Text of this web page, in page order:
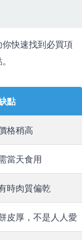
快速找到必買項
點
格稍高
當天食用
時肉質偏乾
皮厚，不是人人愛